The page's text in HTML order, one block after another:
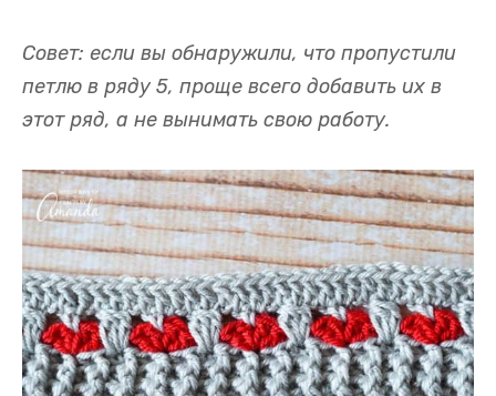
Совет: если вы обнаружили, что пропустили
петлю в ряду 5, проще всего добавить их в
этот ряд, а не вынимать свою работу.